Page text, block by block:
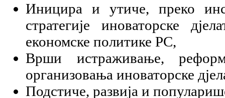
Иницира и утиче, преко
стратегије иноваторске
економске политике РС,
Врши истраживање,
организовања иноваторске
Подстиче, развија и